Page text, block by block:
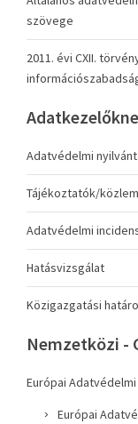
szövege
2011. évi CXII.
Adatvédelmi
Tájékoztatók/
Adatvédelmi
Hatásvizsgálat
Közigazgatási
Nemzetközi -
Európai Adatvédelmi
Európai